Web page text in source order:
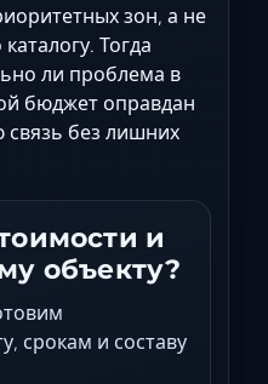
зон, а не
Тогда
ли проблема в
бюджет оправдан
связь без лишних
и
объекту?
срокам и составу